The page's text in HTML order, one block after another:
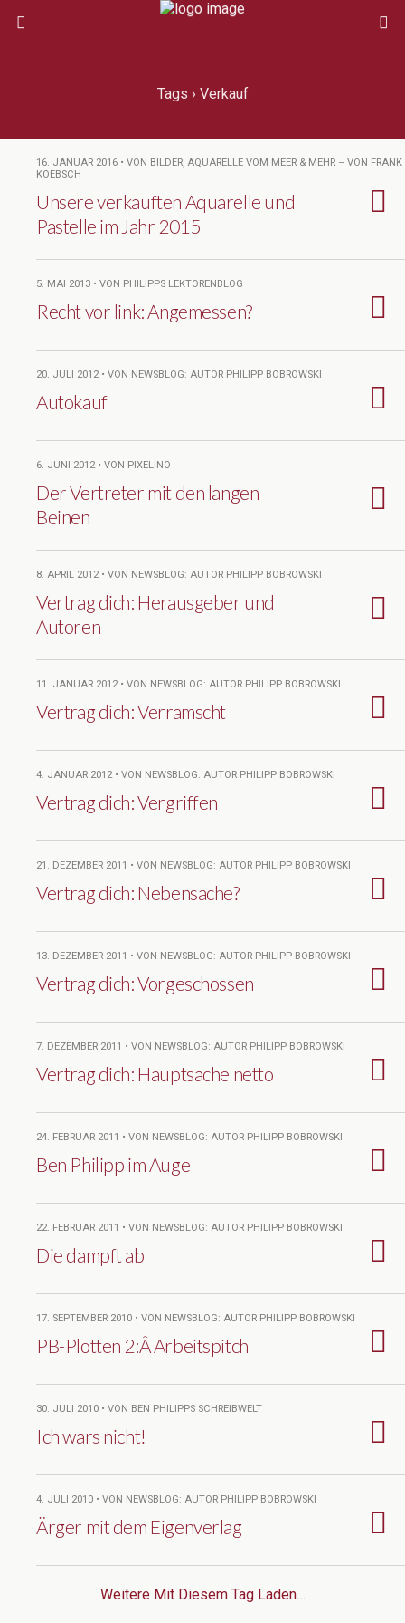
Tags › Verkauf
16. JANUAR 2016 • VON BILDER, AQUARELLE VOM MEER & MEHR – VON FRANK
KOEBSCH
Unsere verkauften Aquarelle und
Pastelle im Jahr 2015
5. MAI 2013 • VON PHILIPPS LEKTORENBLOG
Recht vor link: Angemessen?
20. JULI 2012 • VON NEWSBLOG: AUTOR PHILIPP BOBROWSKI
Autokauf
6. JUNI 2012 • VON PIXELINO
Der Vertreter mit den langen
Beinen
8. APRIL 2012 • VON NEWSBLOG: AUTOR PHILIPP BOBROWSKI
Vertrag dich: Herausgeber und
Autoren
11. JANUAR 2012 • VON NEWSBLOG: AUTOR PHILIPP BOBROWSKI
Vertrag dich: Verramscht
4. JANUAR 2012 • VON NEWSBLOG: AUTOR PHILIPP BOBROWSKI
Vertrag dich: Vergriffen
21. DEZEMBER 2011 • VON NEWSBLOG: AUTOR PHILIPP BOBROWSKI
Vertrag dich: Nebensache?
13. DEZEMBER 2011 • VON NEWSBLOG: AUTOR PHILIPP BOBROWSKI
Vertrag dich: Vorgeschossen
7. DEZEMBER 2011 • VON NEWSBLOG: AUTOR PHILIPP BOBROWSKI
Vertrag dich: Hauptsache netto
24. FEBRUAR 2011 • VON NEWSBLOG: AUTOR PHILIPP BOBROWSKI
Ben Philipp im Auge
22. FEBRUAR 2011 • VON NEWSBLOG: AUTOR PHILIPP BOBROWSKI
Die dampft ab
17. SEPTEMBER 2010 • VON NEWSBLOG: AUTOR PHILIPP BOBROWSKI
PB-Plotten 2:Â Arbeitspitch
30. JULI 2010 • VON BEN PHILIPPS SCHREIBWELT
Ich wars nicht!
4. JULI 2010 • VON NEWSBLOG: AUTOR PHILIPP BOBROWSKI
Ärger mit dem Eigenverlag
Weitere Mit Diesem Tag Laden…